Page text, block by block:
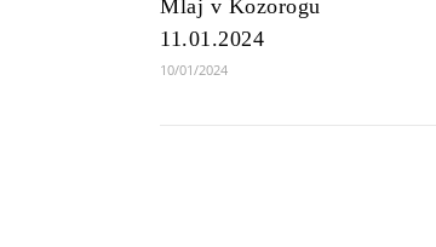
Mlaj v Kozorogu
11.01.2024
10/01/2024